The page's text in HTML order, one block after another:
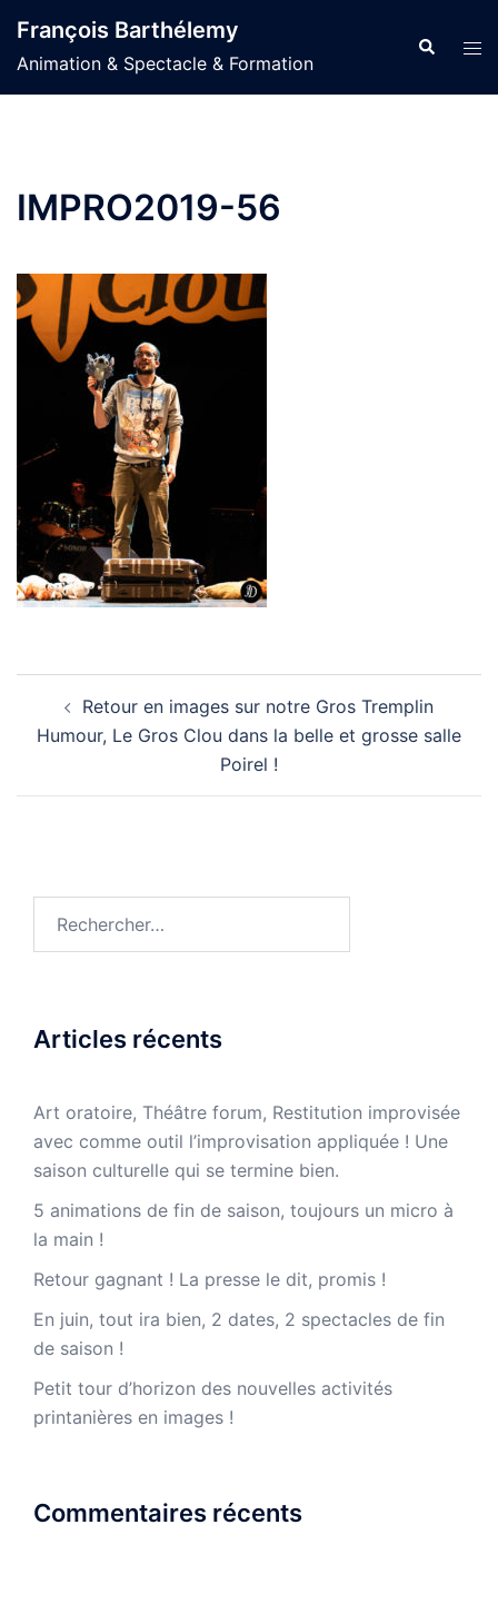
au
contenu
François Barthélemy
Animation & Spectacle & Formation
IMPRO2019-56
d’articleRetour en images sur notre Gros Tremplin
Humour, Le Gros Clou dans la belle et grosse salle
Poirel !
Articles récents
Art oratoire, Théâtre forum, Restitution improvisée
avec comme outil l’improvisation appliquée ! Une
saison culturelle qui se termine bien.
5 animations de fin de saison, toujours un micro à
la main !
Retour gagnant ! La presse le dit, promis !
En juin, tout ira bien, 2 dates, 2 spectacles de fin
de saison !
Petit tour d’horizon des nouvelles activités
printanières en images !
Commentaires récents